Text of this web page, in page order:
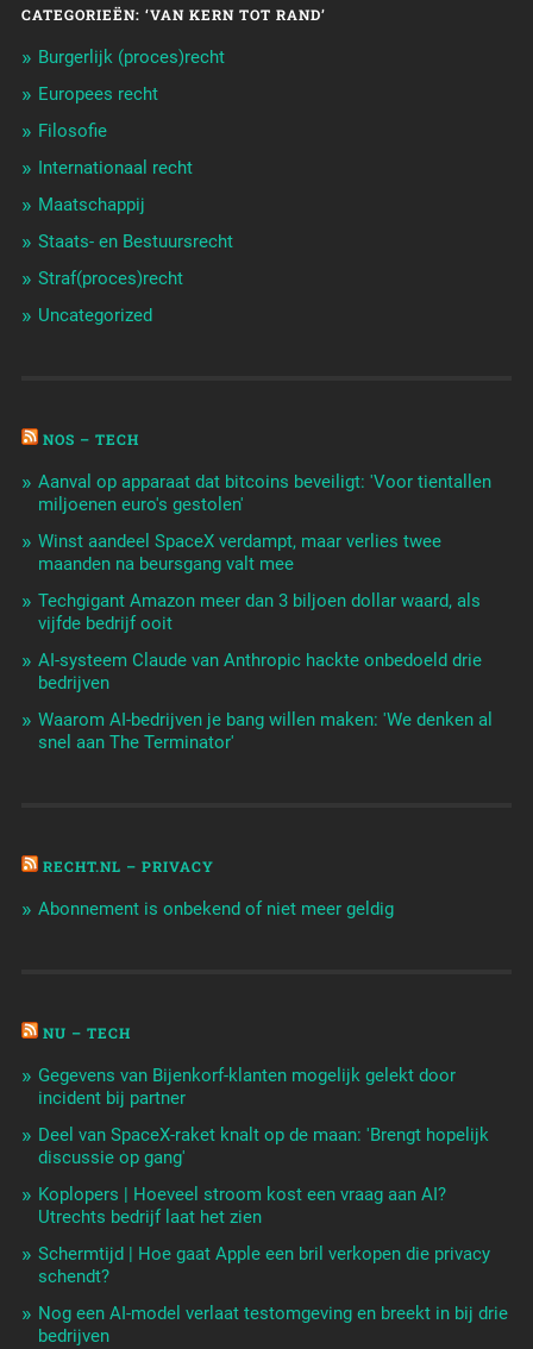
CATEGORIEËN: ‘VAN KERN TOT RAND’
Burgerlijk (proces)recht
Europees recht
Filosofie
Internationaal recht
Maatschappij
Staats- en Bestuursrecht
Straf(proces)recht
Uncategorized
NOS – TECH
Aanval op apparaat dat bitcoins beveiligt: 'Voor tientallen
miljoenen euro's gestolen'
Winst aandeel SpaceX verdampt, maar verlies twee
maanden na beursgang valt mee
Techgigant Amazon meer dan 3 biljoen dollar waard, als
vijfde bedrijf ooit
AI-systeem Claude van Anthropic hackte onbedoeld drie
bedrijven
Waarom AI-bedrijven je bang willen maken: 'We denken al
snel aan The Terminator'
RECHT.NL – PRIVACY
Abonnement is onbekend of niet meer geldig
NU – TECH
Gegevens van Bijenkorf-klanten mogelijk gelekt door
incident bij partner
Deel van SpaceX-raket knalt op de maan: 'Brengt hopelijk
discussie op gang'
Koplopers | Hoeveel stroom kost een vraag aan AI?
Utrechts bedrijf laat het zien
Schermtijd | Hoe gaat Apple een bril verkopen die privacy
schendt?
Nog een AI-model verlaat testomgeving en breekt in bij drie
bedrijven